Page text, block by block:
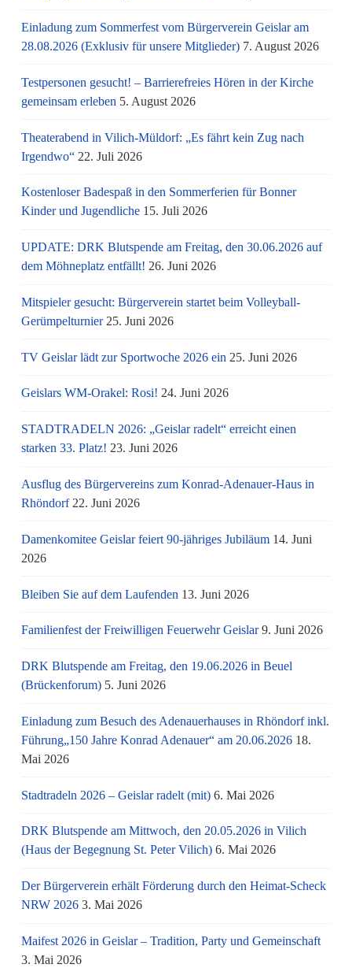
Einladung zum Sommerfest vom Bürgerverein Geislar am
28.08.2026 (Exklusiv für unsere Mitglieder) 7. August 2026
Testpersonen gesucht! – Barrierefreies Hören in der Kirche
gemeinsam erleben 5. August 2026
Theaterabend in Vilich-Müldorf: „Es fährt kein Zug nach
Irgendwo“ 22. Juli 2026
Kostenloser Badespaß in den Sommerferien für Bonner
Kinder und Jugendliche 15. Juli 2026
UPDATE: DRK Blutspende am Freitag, den 30.06.2026 auf
dem Möhneplatz entfällt! 26. Juni 2026
Mitspieler gesucht: Bürgerverein startet beim Volleyball-
Gerümpelturnier 25. Juni 2026
TV Geislar lädt zur Sportwoche 2026 ein 25. Juni 2026
Geislars WM-Orakel: Rosi! 24. Juni 2026
STADTRADELN 2026: „Geislar radelt“ erreicht einen
starken 33. Platz! 23. Juni 2026
Ausflug des Bürgervereins zum Konrad-Adenauer-Haus in
Rhöndorf 22. Juni 2026
Damenkomitee Geislar feiert 90-jähriges Jubiläum 14. Juni
2026
Bleiben Sie auf dem Laufenden 13. Juni 2026
Familienfest der Freiwilligen Feuerwehr Geislar 9. Juni 2026
DRK Blutspende am Freitag, den 19.06.2026 in Beuel
(Brückenforum) 5. Juni 2026
Einladung zum Besuch des Adenauerhauses in Rhöndorf inkl.
Führung„150 Jahre Konrad Adenauer“ am 20.06.2026 18.
Mai 2026
Stadtradeln 2026 – Geislar radelt (mit) 6. Mai 2026
DRK Blutspende am Mittwoch, den 20.05.2026 in Vilich
(Haus der Begegnung St. Peter Vilich) 6. Mai 2026
Der Bürgerverein erhält Förderung durch den Heimat-Scheck
NRW 2026 3. Mai 2026
Maifest 2026 in Geislar – Tradition, Party und Gemeinschaft
3. Mai 2026